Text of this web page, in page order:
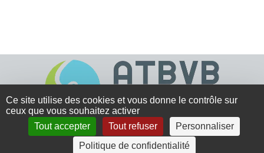
4 rue Crec’h-Ugen
Ce site utilise des cookies et vous donne le contrôle sur
ceux que vous souhaitez activer
Tout accepter
Tout refuser
Personnaliser
Politique de confidentialité